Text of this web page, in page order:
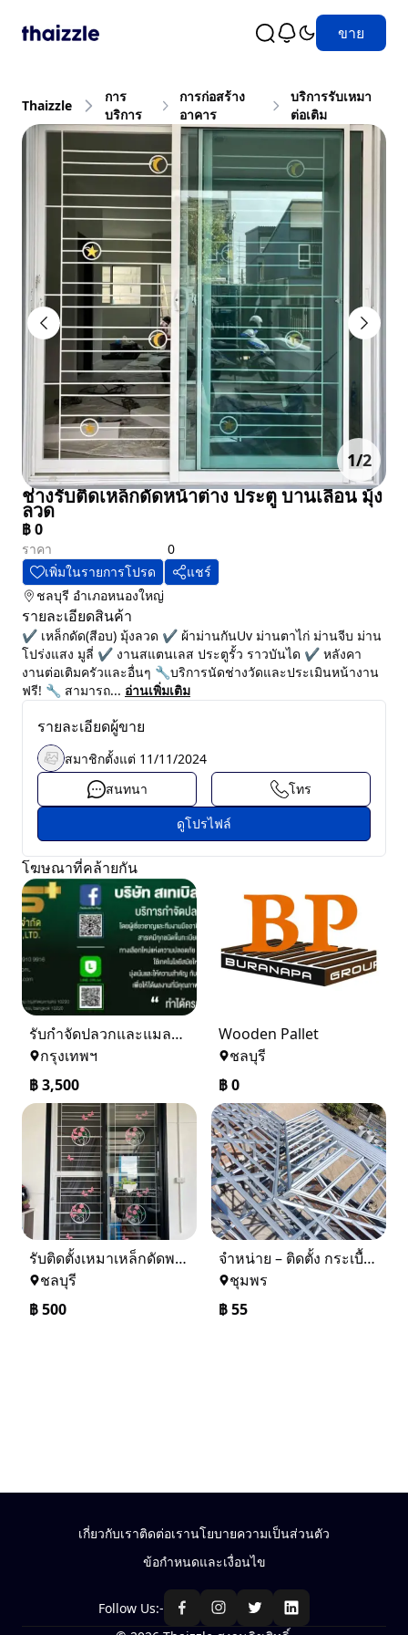
ขาย
Thaizzle
การ
บริการ
การก่อสร้าง
อาคาร
บริการรับเหมา
ต่อเติม
1/2
ช่างรับติดเหล็กดัดหน้าต่าง ประตู บานเลื่อน มุ้ง
ลวด
฿0
ราคา
0
เพิ่มในรายการโปรด
แชร์
ชลบุรี อำเภอหนองใหญ่
รายละเอียดสินค้า
✔️ เหล็กดัด(สีอบ) มุ้งลวด ✔️ ผ้าม่านกันUv ม่านตาไก่ ม่านจีบ ม่าน
โปร่งแสง มูลี่ ✔️ งานสแตนเลส ประตูรั้ว ราวบันได ✔️ หลังคา
งานต่อเติมครัวและอื่นๆ 🔧บริการนัดช่างวัดและประเมินหน้างาน
ฟรี! 🔧 สามารถ... อ่านเพิ่มเติม
รายละเอียดผู้ขาย
สมาชิกตั้งแต่ 11/11/2024
สนทนา
โทร
ดูโปรไฟล์
โฆษณาที่คล้ายกัน
รับกำจัดปลวกและแมลง ในราคาเริ่มเพียง 3,500 บาท
กรุงเทพฯ
฿3,500
Wooden Pallet
ชลบุรี
฿0
รับติดตั้งเหมาเหล็กดัดพร้อมมุ้งลวด
ชลบุรี
฿500
จำหน่าย – ติดตั้ง กระเบื้อง โครงหลังคา ถอดแบบแจ้งราคาฟรี
ชุมพร
฿55
เกี่ยวกับเราติดต่อเรานโยบายความเป็นส่วนตัว
ข้อกำหนดและเงื่อนไข
Follow Us:-